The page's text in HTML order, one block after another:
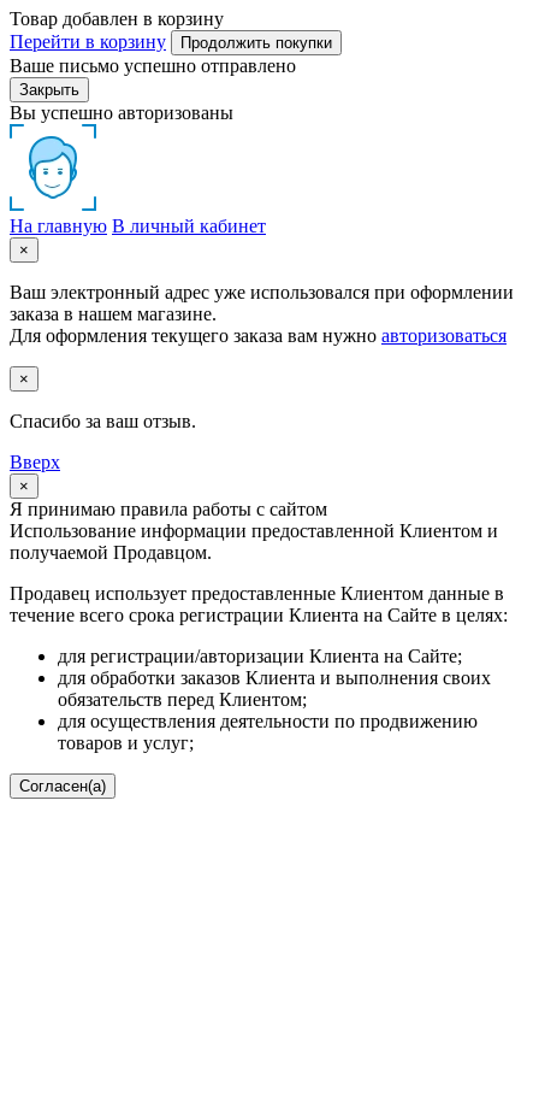
Товар добавлен в корзину
Перейти в корзину
Продолжить покупки
Ваше письмо успешно отправлено
Закрыть
Вы успешно авторизованы
На главную В личный кабинет
×
Ваш электронный адрес уже использовался при оформлении
заказа в нашем магазине.
Для оформления текущего заказа вам нужно авторизоваться
×
Спасибо за ваш отзыв.
Вверх
×
Я принимаю правила работы с сайтом
Использование информации предоставленной Клиентом и
получаемой Продавцом.
Продавец использует предоставленные Клиентом данные в
течение всего срока регистрации Клиента на Сайте в целях:
для регистрации/авторизации Клиента на Сайте;
для обработки заказов Клиента и выполнения своих
обязательств перед Клиентом;
для осуществления деятельности по продвижению
товаров и услуг;